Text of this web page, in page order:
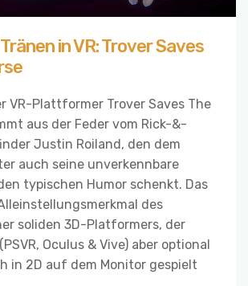
in VR: Trover Saves
VR-Plattformer Trover Saves The
aus der Feder vom Rick-&-
Justin Roiland, den dem
auch seine unverkennbare
typischen Humor schenkt. Das
des
soliden 3D-Platformers, der
Oculus & Vive) aber optional
in 2D auf dem Monitor gespielt